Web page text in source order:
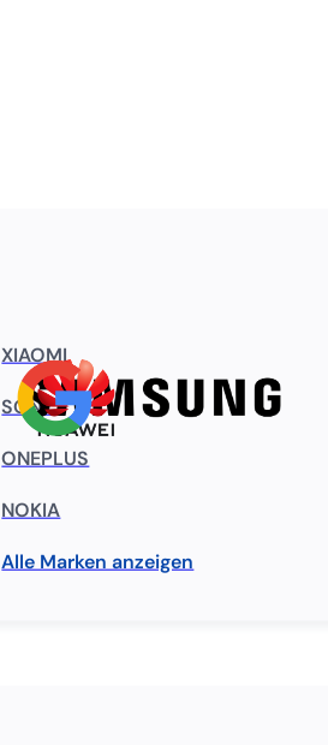
XIAOMI
SONY
ONEPLUS
NOKIA
Alle Marken anzeigen